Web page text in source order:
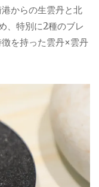
からの生雲丹と北
、特別に2種のブレ
を持った雲丹×雲丹